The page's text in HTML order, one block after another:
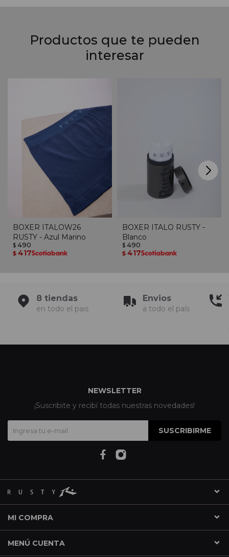
Productos que te pueden
interesar
BOXER ITALOW26
RUSTY - Azul Marino
$ 490
$ 417
BOXER ITALO RUSTY -
Blanco
$ 490
$ 417
8 tiendas
en todo el pais
Envios
a todo el país
MI COMPRA
MENÚ CUENTA
NEWSLETTER
¡Suscribite y recibí todas nuestras novedades!
SUSCRIBIRME